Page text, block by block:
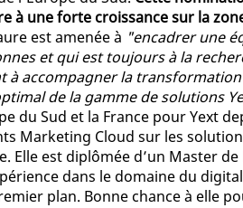
à une forte croissance sur la
est amenée à "encadrer une
et qui est toujours à la
à accompagner la
de la gamme de solutions
du Sud et la France pour Yext
Marketing Cloud sur les
Elle est diplômée d’un Master de
dans le domaine du
plan. Bonne chance à elle